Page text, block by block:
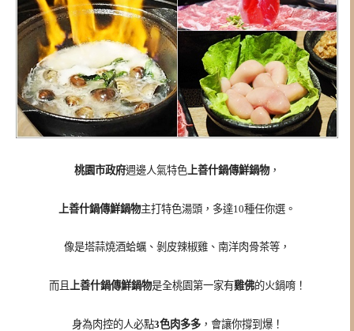
桃園市政府週邊人氣特色 上善什鍋傳鮮鍋物，
上善什鍋傳鮮鍋物主打特色湯頭， 多達10種任你選。
像是塔蒜燒酒蛤蠣、剝皮辣椒雞、南洋肉骨茶等，
而且 上善什鍋傳鮮鍋物是全桃園第一家有雞佛的火鍋唷！
身為肉控的人必點3色肉多多，會讓你撐到爆！